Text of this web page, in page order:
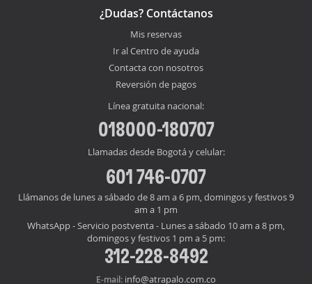
¿Dudas? Contáctanos
Mis reservas
Ir al Centro de ayuda
Contacta con nosotros
Reversión de pagos
Línea gratuita nacional:
018000-180707
Llamadas desde Bogotá y celular:
601 746-0707
Llámanos de lunes a sábado de 8 am a 6 pm, domingos y festivos 9
am a 1 pm
WhatsApp - Servicio postventa - Lunes a sábado 10 am a 8 pm,
domingos y festivos 1 pm a 5 pm:
312-228-8492
E-mail: info@atrapalo.com.co